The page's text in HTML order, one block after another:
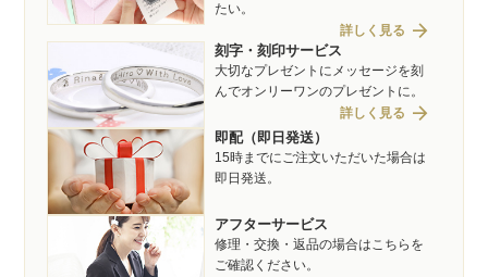
たい。
詳しく見る arrow_forward
刻字・刻印サービス
大切なプレゼントにメッセージを刻
んでオンリーワンのプレゼントに。
詳しく見る arrow_forward
即配（即日発送）
15時までにご注文いただいた場合は
即日発送。
アフターサービス
修理・交換・返品の場合はこちらを
ご確認ください。